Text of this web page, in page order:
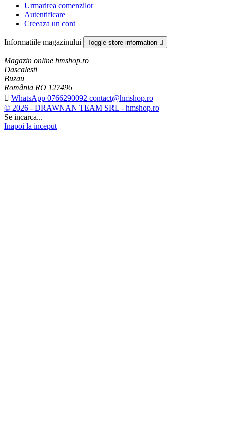
Urmarirea comenzilor
Autentificare
Creeaza un cont
Informatiile magazinului Toggle store information 
Magazin online hmshop.ro
Dascalesti
Buzau
România RO 127496
 WhatsApp 0766290092 contact@hmshop.ro
© 2026 - DRAWNAN TEAM SRL - hmshop.ro
Se incarca...
Inapoi la inceput